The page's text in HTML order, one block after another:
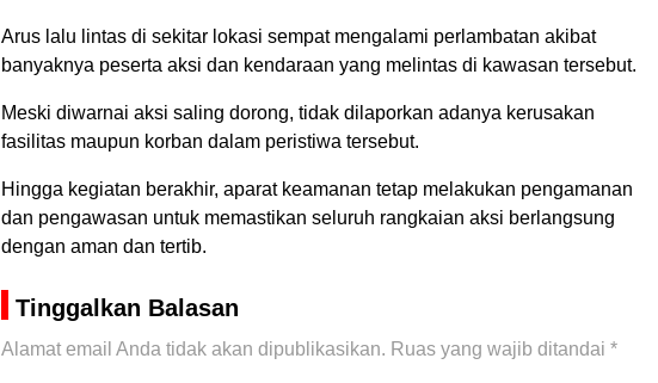
Arus lalu lintas di sekitar lokasi sempat mengalami perlambatan akibat
banyaknya peserta aksi dan kendaraan yang melintas di kawasan tersebut.
Meski diwarnai aksi saling dorong, tidak dilaporkan adanya kerusakan
fasilitas maupun korban dalam peristiwa tersebut.
Hingga kegiatan berakhir, aparat keamanan tetap melakukan pengamanan
dan pengawasan untuk memastikan seluruh rangkaian aksi berlangsung
dengan aman dan tertib.
Tinggalkan Balasan
Alamat email Anda tidak akan dipublikasikan. Ruas yang wajib ditandai *